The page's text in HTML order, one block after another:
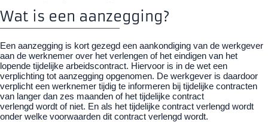
Wat is een aanzegging?
Een aanzegging is kort gezegd een aankondiging van de werkgever
aan de werknemer over het verlengen of het eindigen van het
lopende tijdelijke arbeidscontract. Hiervoor is in de wet een
verplichting tot aanzegging opgenomen. De werkgever is daardoor
verplicht een werknemer tijdig te informeren bij tijdelijke contracten
van langer dan zes maanden of het tijdelijke contract
verlengd wordt of niet. En als het tijdelijke contract verlengd wordt
onder welke voorwaarden dit contract verlengd wordt.